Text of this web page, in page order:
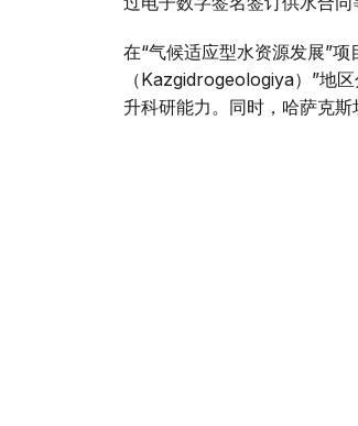
在“气候适应型水资源发展”
（Kazgidrogeologiya）”地
升科研能力。同时，哈萨克